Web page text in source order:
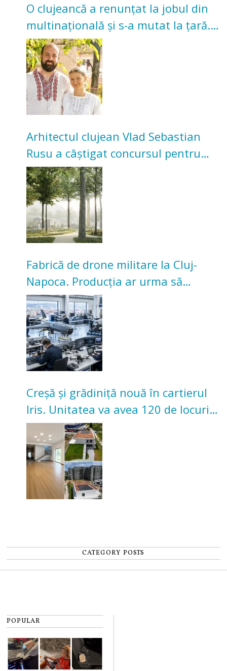
O clujeancă a renunțat la jobul din
multinațională și s-a mutat la țară.
Acum cultivă legume în grădina
bunicilor
Arhitectul clujean Vlad Sebastian
Rusu a câștigat concursul pentru
transformarea Grădinii Casei
Universitarilor
Fabrică de drone militare la Cluj-
Napoca. Producția ar urma să
înceapă în toamna acestui an
Creșă și grădiniță nouă în cartierul
Iris. Unitatea va avea 120 de locuri
pentru copii
CATEGORY POSTS
POPULAR